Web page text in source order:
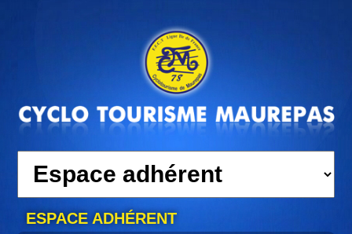
ESPACE ADHÉRENT